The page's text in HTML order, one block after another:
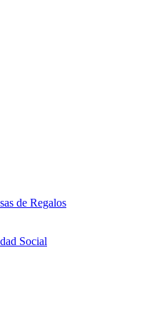
de Regalos
Social